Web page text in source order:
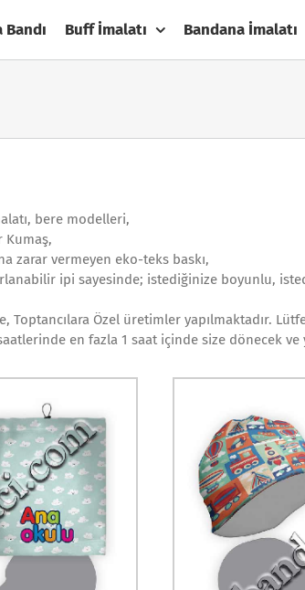
Bandı Buff İmalatı Bandana İmalatı
bere modelleri,
Kumaş,
zarar vermeyen eko-teks baskı,
ipi sayesinde; istediğinize boyunlu,
Toptancılara Özel üretimler yapılmaktadır.
en fazla 1 saat içinde size dönecek ve